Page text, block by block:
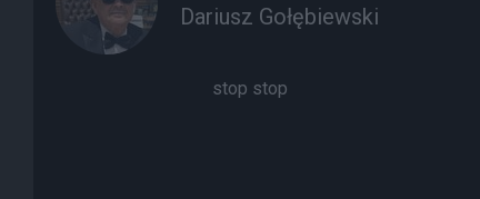
Dariusz Gołębiewski
stop stop